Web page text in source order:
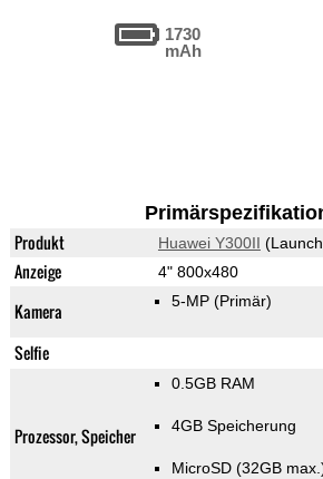
1730
mAh
Produkt Huawei Y300II
Anzeige 4" 800x480
Kamera 5-MP (Primär)
Selfie
Prozessor, Speicher
0.5GB RAM
4GB Speicherung
MicroSD (32GB